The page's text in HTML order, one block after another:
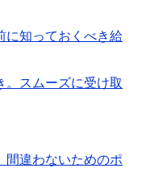
に知っておくべき給
。スムーズに受け取
間違わないためのポ